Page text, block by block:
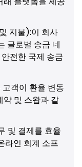
지불):이 회사
글로벌 송금 네
전한 국제 송금
고객이 환율 변동
약 및 스왑과 같
및 결제를 효율
라인 회계 소프